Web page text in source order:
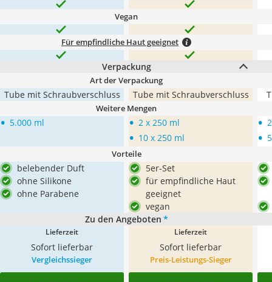
Vegan
Für empfindliche Haut geeignet
Verpackung
Art der Verpackung
Tube mit Schraubverschluss Tube mit Schraubverschluss
Weitere Mengen
• 5.000 ml • 2 x 250 ml
• 10 x 250 ml
•
•
Vorteile
belebender Duft
ohne Silikone
ohne Parabene
5er-Set
für empfindliche Haut
geeignet
vegan
Zu den Angeboten *
Lieferzeit
Sofort lieferbar
Lieferzeit
Sofort lieferbar
Vergleichssieger Preis-Leistungs-Sieger